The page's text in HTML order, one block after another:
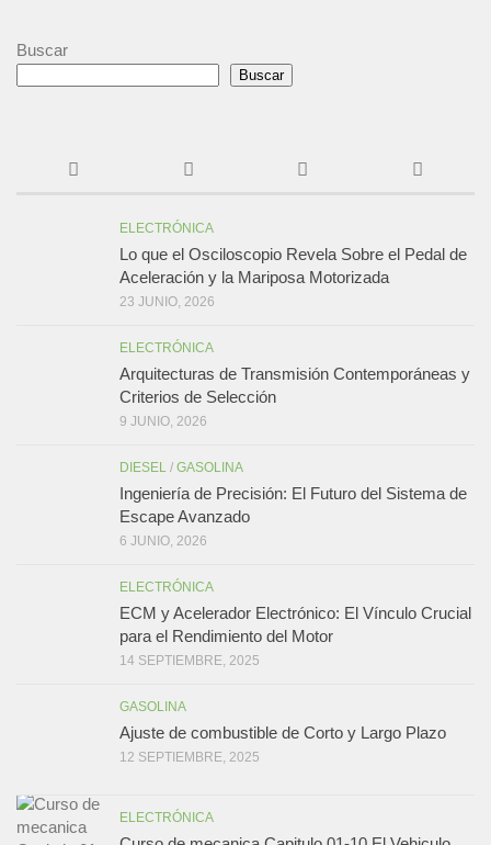
Buscar
Buscar
ELECTRÓNICA
Lo que el Osciloscopio Revela Sobre el Pedal de
Aceleración y la Mariposa Motorizada
23 JUNIO, 2026
ELECTRÓNICA
Arquitecturas de Transmisión Contemporáneas y
Criterios de Selección
9 JUNIO, 2026
DIESEL / GASOLINA
Ingeniería de Precisión: El Futuro del Sistema de
Escape Avanzado
6 JUNIO, 2026
ELECTRÓNICA
ECM y Acelerador Electrónico: El Vínculo Crucial
para el Rendimiento del Motor
14 SEPTIEMBRE, 2025
GASOLINA
Ajuste de combustible de Corto y Largo Plazo
12 SEPTIEMBRE, 2025
ELECTRÓNICA